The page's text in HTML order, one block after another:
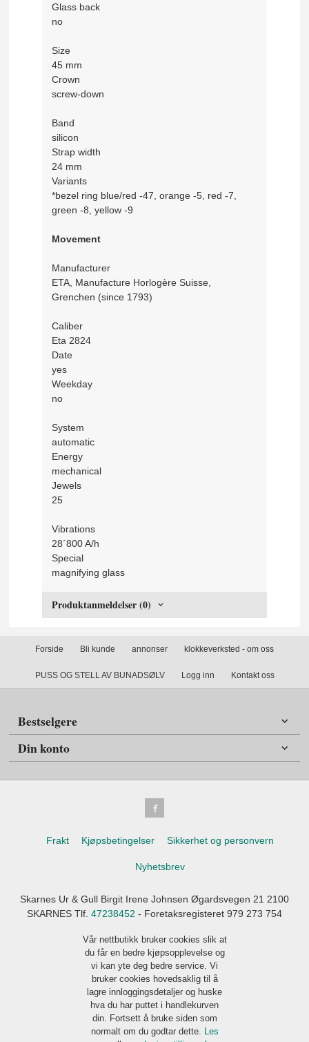
Glass back
no
Size
45 mm
Crown
screw-down
Band
silicon
Strap width
24 mm
Variants
*bezel ring blue/red -47, orange -5, red -7,
green -8, yellow -9
Movement
Manufacturer
ETA, Manufacture Horlogère Suisse,
Grenchen (since 1793)
Caliber
Eta 2824
Date
yes
Weekday
no
System
automatic
Energy
mechanical
Jewels
25
Vibrations
28´800 A/h
Special
magnifying glass
Produktanmeldelser (0)
Forside Bli kunde annonser klokkeverksted - om oss
PUSS OG STELL AV BUNADSØLV Logg inn Kontakt oss
Bestselgere
Din konto
Frakt Kjøpsbetingelser Sikkerhet og personvern
Nyhetsbrev
Skarnes Ur & Gull Birgit Irene Johnsen Øgardsvegen 21 2100
SKARNES Tlf. 47238452 - Foretaksregisteret 979 273 754
Vår nettbutikk bruker cookies slik at
du får en bedre kjøpsopplevelse og
vi kan yte deg bedre service. Vi
bruker cookies hovedsaklig til å
lagre innloggingsdetaljer og huske
hva du har puttet i handlekurven
din. Fortsett å bruke siden som
normalt om du godtar dette. Les